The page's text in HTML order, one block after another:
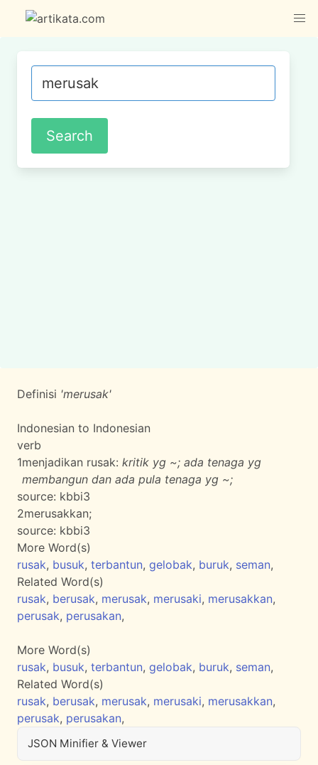
Definisi 'merusak'
Indonesian to Indonesian
verb
1menjadikan rusak: kritik yg ~; ada tenaga yg
membangun dan ada pula tenaga yg ~;
source: kbbi3
2merusakkan;
source: kbbi3
More Word(s)
rusak, busuk, terbantun, gelobak, buruk, seman,
Related Word(s)
rusak, berusak, merusak, merusaki, merusakkan,
perusak, perusakan,
More Word(s)
rusak, busuk, terbantun, gelobak, buruk, seman,
Related Word(s)
rusak, berusak, merusak, merusaki, merusakkan,
perusak, perusakan,
JSON Minifier & Viewer